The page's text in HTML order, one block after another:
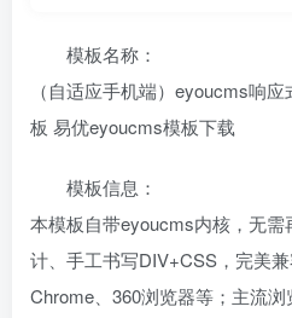
模板名称：
（自适应手机端）eyoucms响
板 易优eyoucms模板下载
模板信息：
本模板自带eyoucms内核，无
计、手工书写DIV+CSS，完美兼
Chrome、360浏览器等；主流